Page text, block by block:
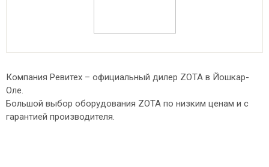
Компания Ревитех – официальный дилер ZOTA в Йошкар-
Оле.
Большой выбор оборудования ZOTA по низким ценам и с
гарантией производителя.